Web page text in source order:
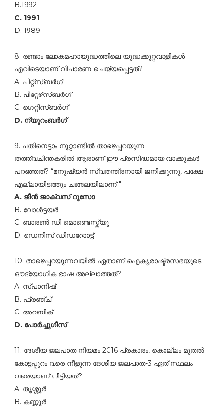
B.1992
C. 1991
D. 1989
8. രണ്ടാം ലോകമഹായുദ്ധത്തിലെ യുദ്ധക്കൂറ്റവാളികള്‍
എവിടെയാണ്‌ വിചാരണ ചെയ്യപ്പെട്ടത്‌?
A. പിറ്റ്‌സ്ബര്‍ഗ്‌
B. പീറ്റേഴ്‌സ്ബര്‍ഗ്‌
C. ഗെറ്റിസ്ബര്‍ഗ്‌
D. ന്യൂറംബര്‍ഗ്‌
9. പതിനെട്ടാം നൂറ്റാണ്ടില്‍ താഴെപ്പറയുന്ന
തത്ത്വചിന്തകരില്‍ ആരാണ്‌ ഈ പ്രസിദ്ധമായ വാക്കുകള്‍
പറഞ്ഞത്‌? “മനുഷ്യന്‍ സ്വതന്ത്രനായി ജനിക്കുന്നു, പക്ഷേ
എല്ലായിടത്തും ചങ്ങലയിലാണ്‌ "
A. ജീന്‍ ജാക്വസ്‌ റൂസോ
B. വോള്‍ട്ടയര്‍
C. ബാരണ്‍ ഡി മൊണ്ടെസ്ക്യൂ
D. ഡെനിസ്‌ ഡിഡറാോട്ട്‌
10. താഴെപ്പറയുന്നവയില്‍ ഏതാണ്‌ ഐകൃരാഷ്ട്രസഭയുടെ
ഔദ്യോഗിക ഭാഷ അല്ലാത്തത്‌?
A. സ്പാനിഷ്‌
B. ഫ്രഞ്ച്‌
C. അറബിക്‌
D. പോര്‍ച്ചുഗീസ്‌
11. ദേശീയ ജലപാത നിയമം 2016 പ്രകാരം, കൊല്ലം മുതല്‍
കോട്ടപ്പുറം വരെ നീളുന്ന ദേശീയ ജലപാത-3 ഏത്‌ സ്ഥലം
വരെയാണ്‌ നീട്ടിയത്‌?
A. തൃശ്ശൂര്‍
B. കണ്ണൂര്‍